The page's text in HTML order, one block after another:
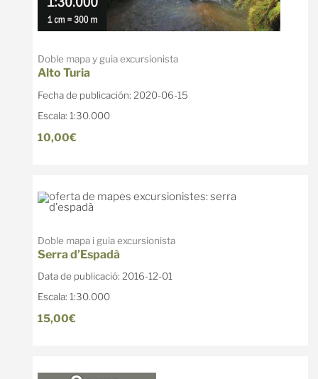
Doble mapa y guia excursionista
Alto Turia
Fecha de publicación: 2020-06-15
Escala: 1:30.000
10,00€
Doble mapa i guia excursionista
Serra d’Espadà
Data de publicació: 2016-12-01
Escala: 1:30.000
15,00€